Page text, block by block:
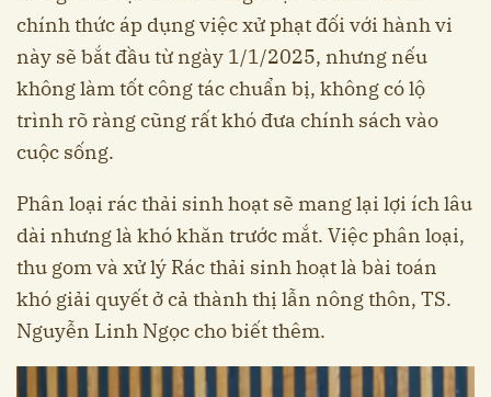
chính thức áp dụng việc xử phạt đối với hành vi
này sẽ bắt đầu từ ngày 1/1/2025, nhưng nếu
không làm tốt công tác chuẩn bị, không có lộ
trình rõ ràng cũng rất khó đưa chính sách vào
cuộc sống.
Phân loại rác thải sinh hoạt sẽ mang lại lợi ích lâu
dài nhưng là khó khăn trước mắt. Việc phân loại,
thu gom và xử lý Rác thải sinh hoạt là bài toán
khó giải quyết ở cả thành thị lẫn nông thôn, TS.
Nguyễn Linh Ngọc cho biết thêm .